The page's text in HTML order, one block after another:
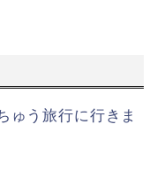
ゅう旅行に行きま